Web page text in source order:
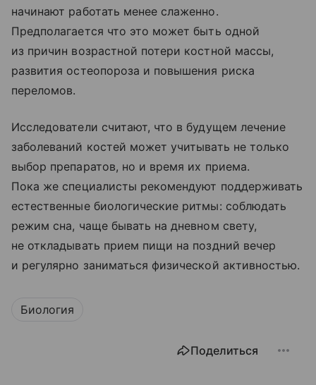
начинают работать менее слаженно.
Предполагается что это может быть одной
из причин возрастной потери костной массы,
развития остеопороза и повышения риска
переломов.
Исследователи считают, что в будущем лечение
заболеваний костей может учитывать не только
выбор препаратов, но и время их приема.
Пока же специалисты рекомендуют поддерживать
естественные биологические ритмы: соблюдать
режим сна, чаще бывать на дневном свету,
не откладывать прием пищи на поздний вечер
и регулярно заниматься физической активностью.
Биология
Поделиться